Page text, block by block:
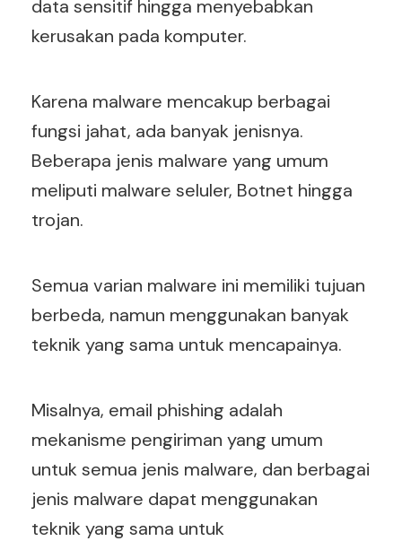
data sensitif hingga menyebabkan
kerusakan pada komputer.
Karena malware mencakup berbagai
fungsi jahat, ada banyak jenisnya.
Beberapa jenis malware yang umum
meliputi malware seluler, Botnet hingga
trojan.
Semua varian malware ini memiliki tujuan
berbeda, namun menggunakan banyak
teknik yang sama untuk mencapainya.
Misalnya, email phishing adalah
mekanisme pengiriman yang umum
untuk semua jenis malware, dan berbagai
jenis malware dapat menggunakan
teknik yang sama untuk